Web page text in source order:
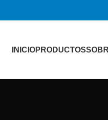
INICIOPRODUCTOS